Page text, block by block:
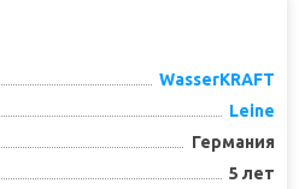
WasserKRAFT
Leine
Германия
5 лет